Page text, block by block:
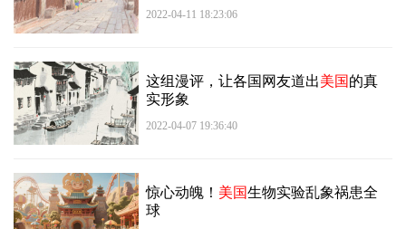
2022-04-11 18:23:06
这组漫评，让各国网友道出美国的真
实形象
2022-04-07 19:36:40
惊心动魄！ 美国生物实验乱象祸患全
球